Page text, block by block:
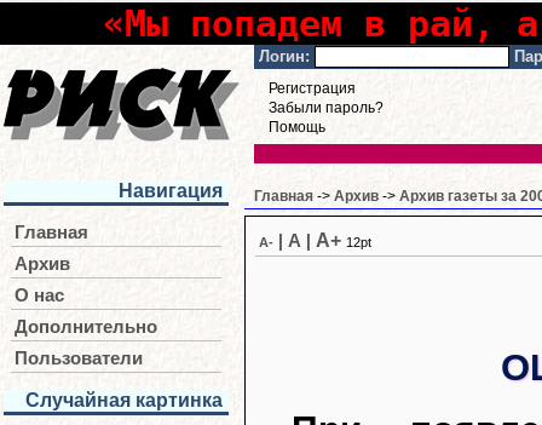
«Мы попадем в рай,
Логин:
Регистрация
Забыли пароль?
Помощь
Навигация
Главная
Архив
О нас
Дополнительно
Пользователи
Случайная картинка
Главная -> Архив -> Архив газеты за
A- A A+ 12pt